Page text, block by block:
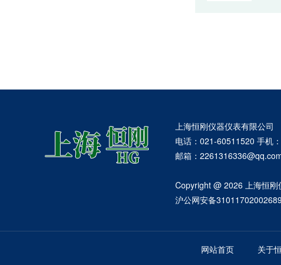
上海恒刚仪器仪表有限公司
电话：021-60511520 手机
邮箱：
Copyright @ 2026 上海恒
沪公网安备
网站首页 关于